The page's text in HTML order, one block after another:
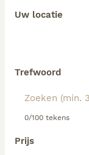
Uw locatie
Trefwoord
0/100 tekens
Prijs